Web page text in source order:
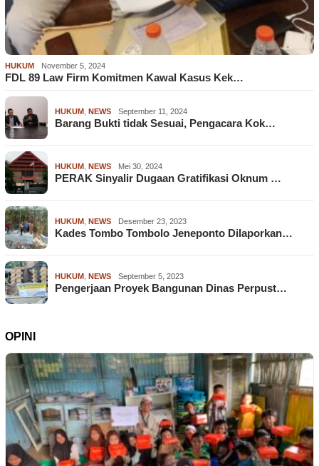
HUKUM November 5, 2024
FDL 89 Law Firm Komitmen Kawal Kasus Kek…
HUKUM NEWS September 11, 2024
Barang Bukti tidak Sesuai, Pengacara Kok…
HUKUM NEWS Mei 30, 2024
PERAK Sinyalir Dugaan Gratifikasi Oknum …
HUKUM NEWS Desember 23, 2023
Kades Tombo Tombolo Jeneponto Dilaporkan…
HUKUM NEWS September 5, 2023
Pengerjaan Proyek Bangunan Dinas Perpust…
OPINI